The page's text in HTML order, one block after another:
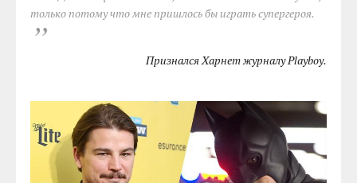
только потому что мне пришлось бы играть супергероя.
Признался Харнет журналу Playboy.